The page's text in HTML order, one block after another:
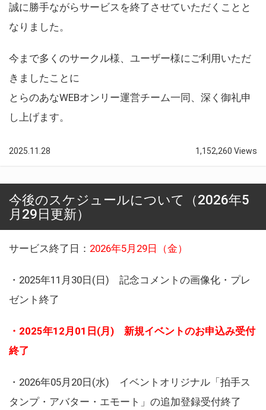
誠に勝手ながらサービスを終了させていただくことと
なりました。
今まで多くのサークル様、ユーザー様にご利用いただ
きましたことに
とらのあなWEBオンリー運営チーム一同、深く御礼申
し上げます。
2025.11.28 1,152,260 Views
今後のスケジュールについて（2026年5
月29日更新）
サービス終了日： 2026年5月29日（金）
・2025年11月30日(日) 記念コメントの画像化・プレ
ゼント終了
・2025年12月01日(月) 新規イベントのお申込み受付
終了
・2026年05月20日(水) イベントオリジナル「拍手ス
タンプ・アバター・エモート」の追加登録受付終了